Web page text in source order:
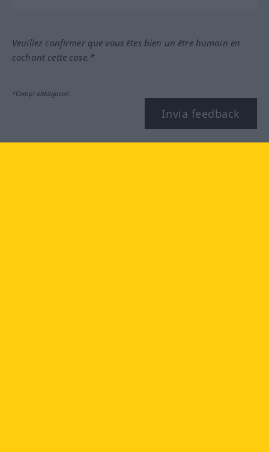
Veuillez confirmer que vous êtes bien un être humain en
cochant cette case.*
*Campi obbligatori
Invia feedback